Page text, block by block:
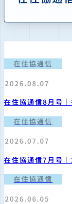
在住協通信
2026.08.07
在住協通信8月号
在住協通信
2026.07.07
在住協通信7月号
在住協通信
2026.06.05